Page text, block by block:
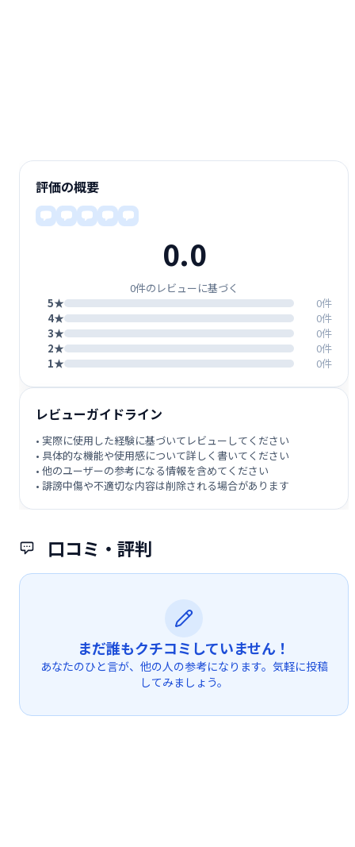
口コミ・評判
まだ誰もクチコミしていません！
あなたのひと言が、他の人の参考になります。気軽に投稿
してみましょう。
評価の概要
0.0
0件のレビューに基づく
5★
0件
4★
0件
3★
0件
2★
0件
1★
0件
レビューガイドライン
• 実際に使用した経験に基づいてレビューしてください
• 具体的な機能や使用感について詳しく書いてください
• 他のユーザーの参考になる情報を含めてください
• 誹謗中傷や不適切な内容は削除される場合があります